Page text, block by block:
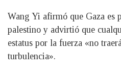
Wang Yi afirmó que Gaza es
palestino y advirtió que
estatus por la fuerza «no
turbulencia».